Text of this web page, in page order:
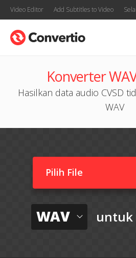
Video Editor Add Subtitles to Video
Konverter
Hasilkan data audio CVSD
WAV
Pilih File
WAV untuk